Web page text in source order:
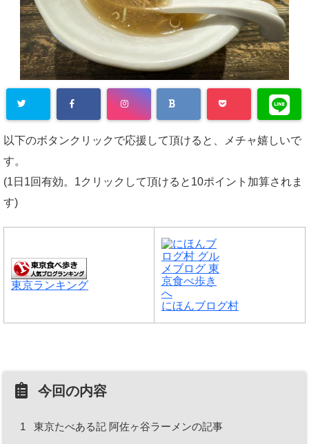
以下のボタンクリックで応援して頂けると、メチャ嬉しいで
す。
(1日1回有効。1クリックして頂けると10ポイント加算されま
す)
東京ランキング
にほんブログ村
今回の内容
1 東京たべある記 阿佐ヶ谷ラーメンの記事